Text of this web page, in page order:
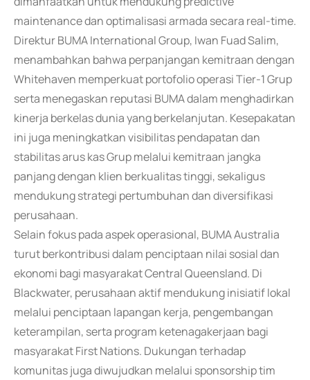
maintenance dan optimalisasi armada secara real-time.
Direktur BUMA International Group, Iwan Fuad Salim,
menambahkan bahwa perpanjangan kemitraan dengan
Whitehaven memperkuat portofolio operasi Tier-1 Grup
serta menegaskan reputasi BUMA dalam menghadirkan
kinerja berkelas dunia yang berkelanjutan. Kesepakatan
ini juga meningkatkan visibilitas pendapatan dan
stabilitas arus kas Grup melalui kemitraan jangka
panjang dengan klien berkualitas tinggi, sekaligus
mendukung strategi pertumbuhan dan diversifikasi
perusahaan.
Selain fokus pada aspek operasional, BUMA Australia
turut berkontribusi dalam penciptaan nilai sosial dan
ekonomi bagi masyarakat Central Queensland. Di
Blackwater, perusahaan aktif mendukung inisiatif lokal
melalui penciptaan lapangan kerja, pengembangan
keterampilan, serta program ketenagakerjaan bagi
masyarakat First Nations. Dukungan terhadap
komunitas juga diwujudkan melalui sponsorship tim